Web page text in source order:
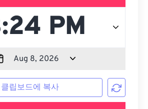
클립보드에 복사